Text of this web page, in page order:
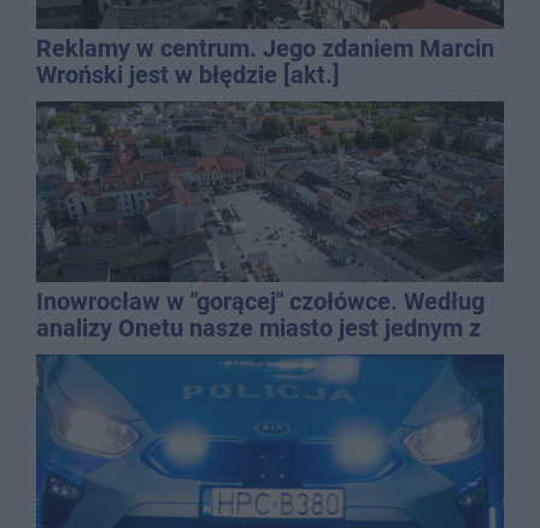
Reklamy w centrum. Jego zdaniem Marcin
Wroński jest w błędzie [akt.]
Inowrocław w "gorącej" czołówce. Według
analizy Onetu nasze miasto jest jednym z
najbardziej narażonych na upały